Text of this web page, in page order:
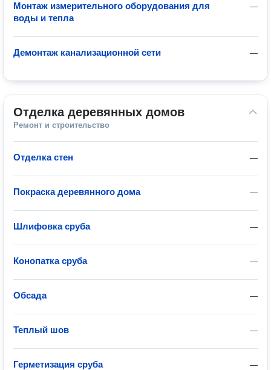
—
Монтаж измерительного оборудования для
воды и тепла
—
Демонтаж канализационной сети
Отделка деревянных домов
Ремонт и строительство
—
Отделка стен
—
Покраска деревянного дома
—
Шлифовка сруба
—
Конопатка сруба
—
Обсада
—
Теплый шов
—
Герметизация сруба